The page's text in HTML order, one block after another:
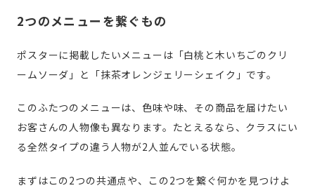
2つのメニューを繋ぐもの
ポスターに掲載したいメニューは「白桃と木いちごのクリ
ームソーダ」と「抹茶オレンジェリーシェイク」です。
このふたつのメニューは、色味や味、その商品を届けたい
お客さんの人物像も異なります。たとえるなら、クラスにい
る全然タイプの違う人物が2人並んでいる状態。
まずはこの2つの共通点や、この2つを繋ぐ何かを見つけよ